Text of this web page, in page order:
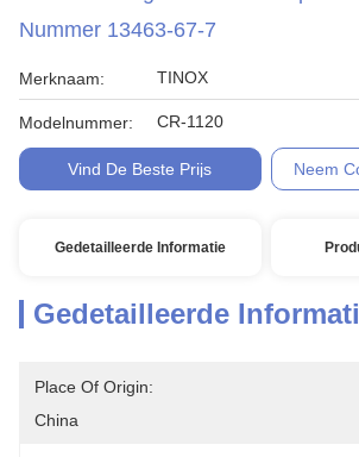
Nummer 13463-67-7
Merknaam: TINOX
Modelnummer: CR-1120
Vind De Beste Prijs Neem
Gedetailleerde Informatie
Gedetailleerde
Place Of Origin:
China